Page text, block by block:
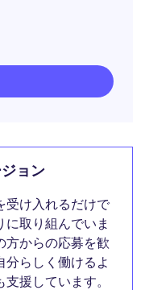
ョン
受け入れるだけで
取り組んでいま
方からの応募を歓
らしく働けるよ
援しています。